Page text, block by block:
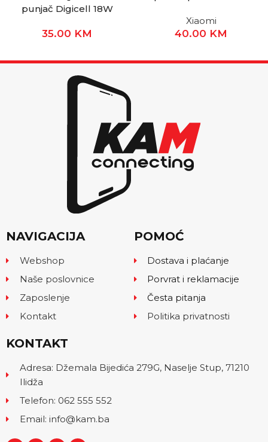
punjač Digicell 18W
35.00 KM
Xiaomi
40.00 KM
NAVIGACIJA
Webshop
Naše poslovnice
Zaposlenje
Kontakt
POMOĆ
Dostava i plaćanje
Porvrat i reklamacije
Česta pitanja
Politika privatnosti
KONTAKT
Adresa: Džemala Bijedića 279G, Naselje Stup, 71210
Ilidža
Telefon: 062 555 552
Email: info@kam.ba